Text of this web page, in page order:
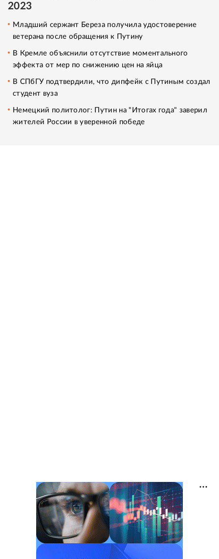
2023
Младший сержант Береза получила удостоверение
ветерана после обращения к Путину
В Кремле объяснили отсутствие моментального
эффекта от мер по снижению цен на яйца
В СПбГУ подтвердили, что дипфейк с Путиным создал
студент вуза
Немецкий политолог: Путин на "Итогах года" заверил
жителей России в уверенной победе